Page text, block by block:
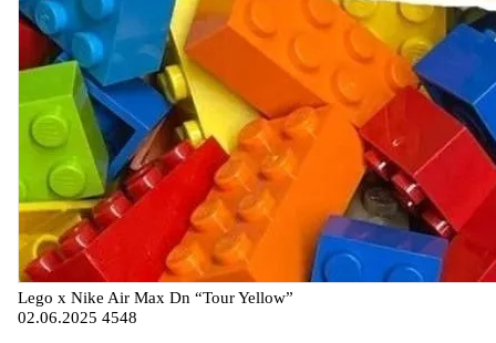
Lego x Nike Air Max Dn “Tour Yellow”
02.06.2025 4548